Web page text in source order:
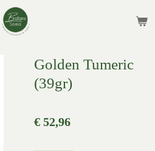
Golden Tumeric
(39gr)
€ 52,96